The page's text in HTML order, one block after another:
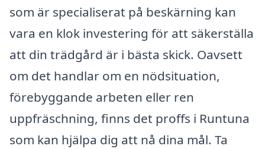
som är specialiserat på beskärning kan
vara en klok investering för att säkerställa
att din trädgård är i bästa skick. Oavsett
om det handlar om en nödsituation,
förebyggande arbeten eller ren
uppfräschning, finns det proffs i Runtuna
som kan hjälpa dig att nå dina mål. Ta